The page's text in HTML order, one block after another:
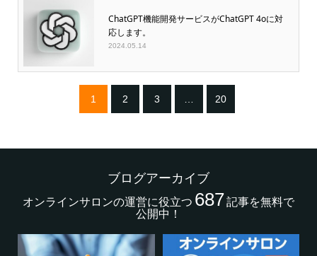
ChatGPT機能開発サービスがChatGPT 4oに対
応します。
2024.05.14
1 2 3 20
ブログアーカイブ
オンラインサロンの運営に役立つ 687記事を無料で
公開中！